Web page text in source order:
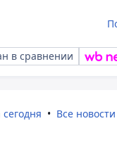
в сравнении
Все новости